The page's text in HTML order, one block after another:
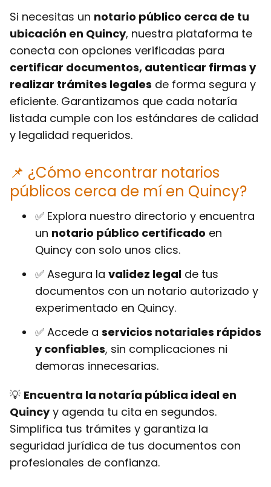
Si necesitas un notario público cerca de tu
ubicación en Quincy, nuestra plataforma te
conecta con opciones verificadas para
certificar documentos, autenticar firmas y
realizar trámites legales de forma segura y
eficiente. Garantizamos que cada notaría
listada cumple con los estándares de calidad
y legalidad requeridos.
📌 ¿Cómo encontrar notarios
públicos cerca de mí en Quincy?
✅ Explora nuestro directorio y encuentra
un notario público certificado en
Quincy con solo unos clics.
✅ Asegura la validez legal de tus
documentos con un notario autorizado y
experimentado en Quincy.
✅ Accede a servicios notariales rápidos
y confiables, sin complicaciones ni
demoras innecesarias.
💡 Encuentra la notaría pública ideal en
Quincyy agenda tu cita en segundos.
Simplifica tus trámites y garantiza la
seguridad jurídica de tus documentos con
profesionales de confianza.